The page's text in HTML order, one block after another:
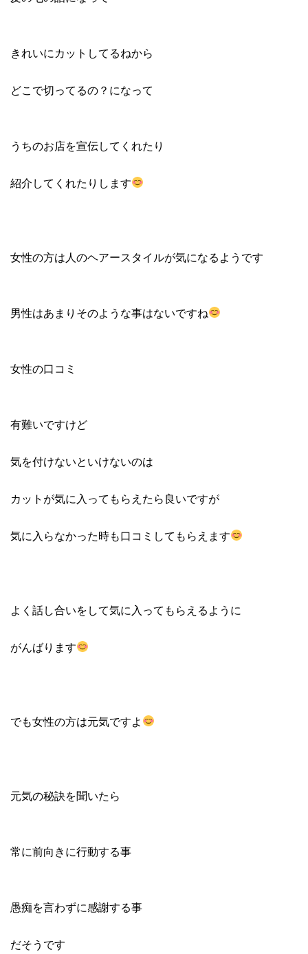
きれいにカットしてるねから
どこで切ってるの？になって
うちのお店を宣伝してくれたり
紹介してくれたりします
女性の方は人のヘアースタイルが気になるようです
男性はあまりそのような事はないですね
女性の口コミ
有難いですけど
気を付けないといけないのは
カットが気に入ってもらえたら良いですが
気に入らなかった時も口コミしてもらえます
よく話し合いをして気に入ってもらえるように
がんばります
でも女性の方は元気ですよ
元気の秘訣を聞いたら
常に前向きに行動する事
愚痴を言わずに感謝する事
だそうです